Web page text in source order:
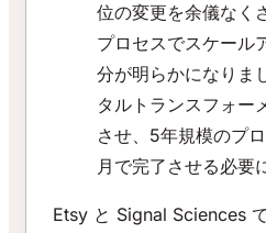
位の変更を余儀なく
プロセスでスケール
分が明らかになりま
タルトランスフォー
させ、5年規模のプ
月で完了させる必要
Etsy と Signal Sciences